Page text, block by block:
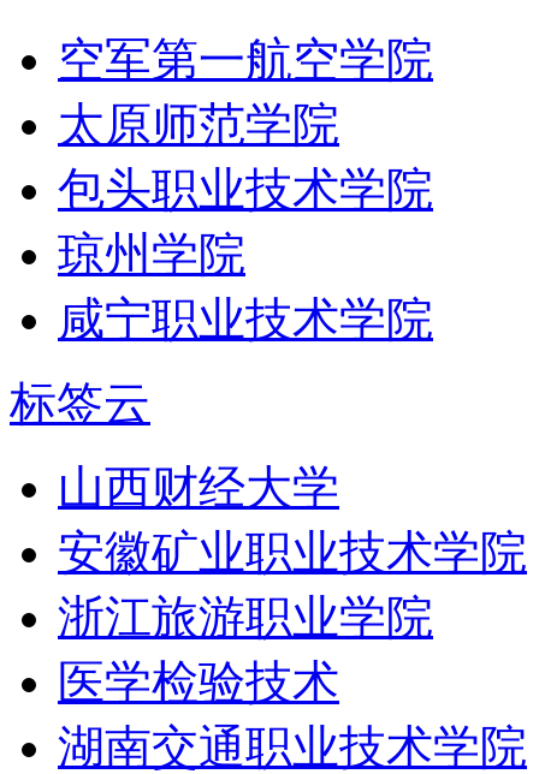
空军第一航空学院
太原师范学院
包头职业技术学院
琼州学院
咸宁职业技术学院
标签云
山西财经大学
安徽矿业职业技术学院
浙江旅游职业学院
医学检验技术
湖南交通职业技术学院